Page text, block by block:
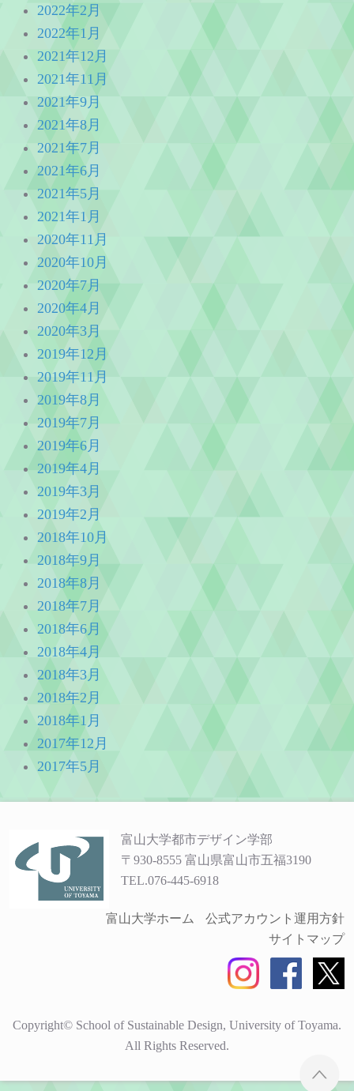
2022年2月
2022年1月
2021年12月
2021年11月
2021年9月
2021年8月
2021年7月
2021年6月
2021年5月
2021年1月
2020年11月
2020年10月
2020年7月
2020年4月
2020年3月
2019年12月
2019年11月
2019年8月
2019年7月
2019年6月
2019年4月
2019年3月
2019年2月
2018年10月
2018年9月
2018年8月
2018年7月
2018年6月
2018年4月
2018年3月
2018年2月
2018年1月
2017年12月
2017年5月
富山大学都市デザイン学部
〒930-8555 富山県富山市五福3190
TEL.076-445-6918
公式アカウント運用方針
富山大学ホーム
サイトマップ
Copyright© School of Sustainable Design, University of Toyama.
All Rights Reserved.